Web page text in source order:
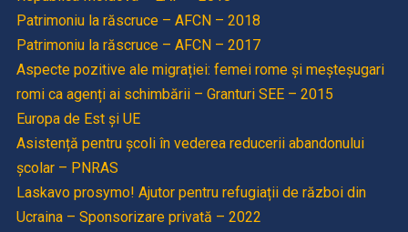
Patrimoniu la răscruce – AFCN – 2018
Patrimoniu la răscruce – AFCN – 2017
Aspecte pozitive ale migrației: femei rome și meșteșugari
romi ca agenți ai schimbării – Granturi SEE – 2015
Europa de Est și UE
Asistență pentru școli în vederea reducerii abandonului
școlar – PNRAS
Laskavo prosymo! Ajutor pentru refugiații de război din
Ucraina – Sponsorizare privată – 2022